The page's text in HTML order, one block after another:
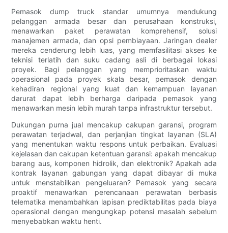
Pemasok dump truck standar umumnya mendukung
pelanggan armada besar dan perusahaan konstruksi,
menawarkan paket perawatan komprehensif, solusi
manajemen armada, dan opsi pembiayaan. Jaringan dealer
mereka cenderung lebih luas, yang memfasilitasi akses ke
teknisi terlatih dan suku cadang asli di berbagai lokasi
proyek. Bagi pelanggan yang memprioritaskan waktu
operasional pada proyek skala besar, pemasok dengan
kehadiran regional yang kuat dan kemampuan layanan
darurat dapat lebih berharga daripada pemasok yang
menawarkan mesin lebih murah tanpa infrastruktur tersebut.
Dukungan purna jual mencakup cakupan garansi, program
perawatan terjadwal, dan perjanjian tingkat layanan (SLA)
yang menentukan waktu respons untuk perbaikan. Evaluasi
kejelasan dan cakupan ketentuan garansi: apakah mencakup
barang aus, komponen hidrolik, dan elektronik? Apakah ada
kontrak layanan gabungan yang dapat dibayar di muka
untuk menstabilkan pengeluaran? Pemasok yang secara
proaktif menawarkan perencanaan perawatan berbasis
telematika menambahkan lapisan prediktabilitas pada biaya
operasional dengan mengungkap potensi masalah sebelum
menyebabkan waktu henti.